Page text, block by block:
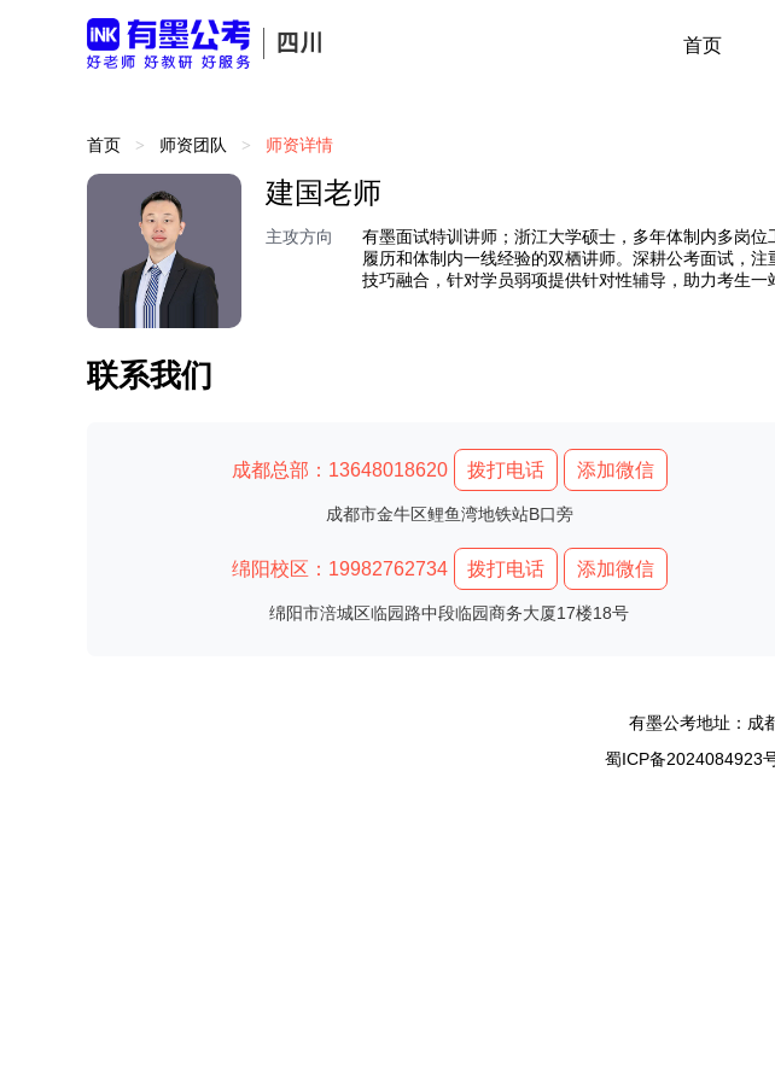
首页
首页 > 师资团队 > 师资详情
建国老师
主攻方向
有墨面试特训讲师；浙江大学硕士，多年体制内多岗
履历和体制内一线经验的双栖讲师。深耕公考面试，
技巧融合，针对学员弱项提供针对性辅导，助力考生一
联系我们
成都总部：13648018620 拨打电话 添加微信
成都市金牛区鲤鱼湾地铁站B口旁
绵阳校区：19982762734 拨打电话 添加微信
绵阳市涪城区临园路中段临园商务大厦17楼18号
有墨公考地址：成
蜀ICP备2024084923